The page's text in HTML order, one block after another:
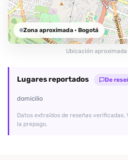
Zona aproximada · Bogotá
Ubicación aproximada
Lugares reportados De
domicilio
Datos extraídos de reseñas
la prepago.